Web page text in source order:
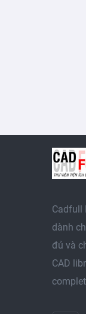
Cadfull
dành
đủ và
CAD